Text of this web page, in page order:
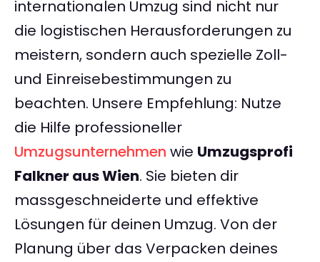
internationalen Umzug sind nicht nur
die logistischen Herausforderungen zu
meistern, sondern auch spezielle Zoll-
und Einreisebestimmungen zu
beachten. Unsere Empfehlung: Nutze
die Hilfe professioneller
Umzugsunternehmen wie Umzugsprofi
Falkner aus Wien. Sie bieten dir
massgeschneiderte und effektive
Lösungen für deinen Umzug. Von der
Planung über das Verpacken deines